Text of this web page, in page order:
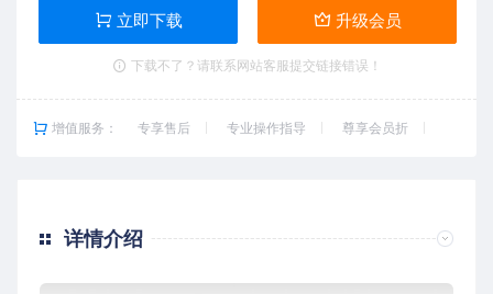
立即下载 升级会员
下载不了？请联系网站客服提交链接错误！
增值服务： 专享售后 专业操作指导 尊享会员折
详情介绍